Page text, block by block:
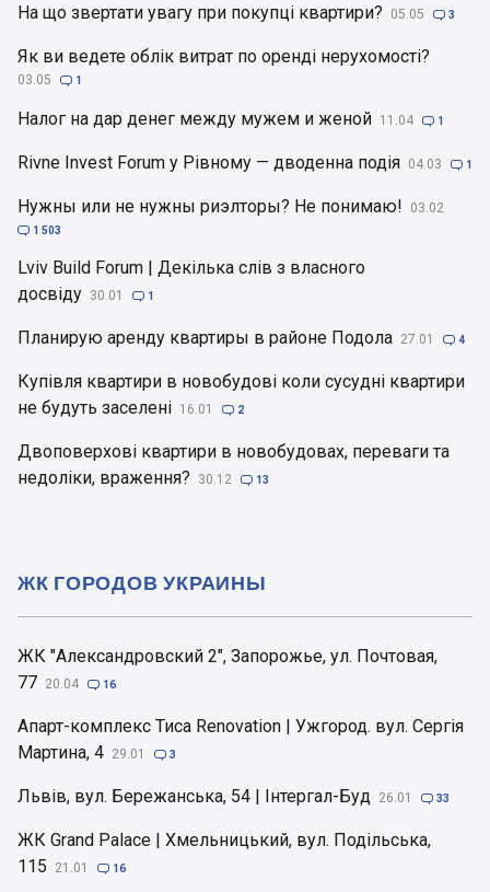
На що звертати увагу при покупці квартири? 05.05  3
Як ви ведете облік витрат по оренді нерухомості?
03.05  1
Налог на дар денег между мужем и женой 11.04  1
Rivne Invest Forum у Рівному — дводенна подія 04.03  1
Нужны или не нужны риэлторы? Не понимаю! 03.02
 1 503
Lviv Build Forum | Декілька слів з власного
досвіду 30.01  1
Планирую аренду квартиры в районе Подола 27.01  4
Купівля квартири в новобудові коли сусудні квартири
не будуть заселені 16.01  2
Двоповерхові квартири в новобудовах, переваги та
недоліки, враження?
30.12  13
ЖК "Александровский 2", Запорожье, ул. Почтовая,
77 20.04  16
Апарт-комплекс Тиса Renovation | Ужгород. вул. Сергія
Мартина, 4 29.01  3
Львів, вул. Бережанська, 54 | Інтергал-Буд 26.01  33
ЖК Grand Palace | Хмельницький, вул. Подільська,
115
21.01  16
ЖК ГОРОДОВ УКРАИНЫ